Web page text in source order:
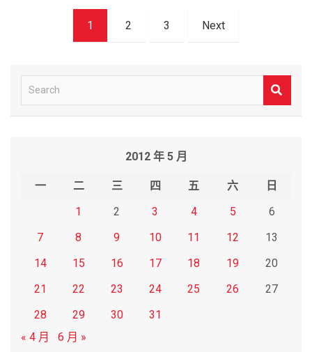
1 2 3 Next
e
2012 年 5 月
一 二 三 四 五 六
日
1
2 3 4 5
6
7
8 9 10 11 12
13
14
15 16 17 18 19
20
21
22 23 24 25 26
27
28
29 30
31
« 4 月
6 月 »